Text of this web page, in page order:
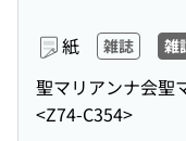
紙 雑誌 雑
聖マリアンナ会聖
<Z74-C354>